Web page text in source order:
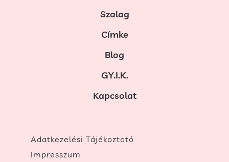
Szalag
Címke
Blog
GY.I.K.
Kapcsolat
Adatkezelési Tájékoztató
Impresszum